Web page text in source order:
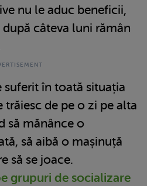
nu le aduc beneficii,
câteva luni rămân
suferit în toată situația
trăiesc de pe o zi pe alta
să mănânce o
să aibă o mașinuță
să se joace.
grupuri de socializare